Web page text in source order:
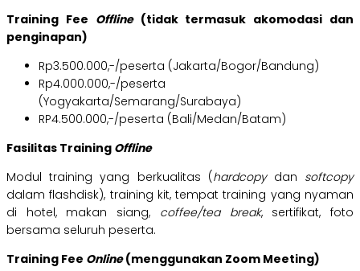
Training Fee Offline (tidak termasuk akomodasi dan
penginapan)
Rp3.500.000,-/peserta (Jakarta/Bogor/Bandung)
Rp4.000.000,-/peserta
(Yogyakarta/Semarang/Surabaya)
RP4.500.000,-/peserta (Bali/Medan/Batam)
Fasilitas Training Offline
Modul training yang berkualitas (hardcopy dan softcopy
dalam flashdisk), training kit, tempat training yang nyaman
di hotel, makan siang, coffee/tea break, sertifikat, foto
bersama seluruh peserta.
Training Fee Online(menggunakan Zoom Meeting)